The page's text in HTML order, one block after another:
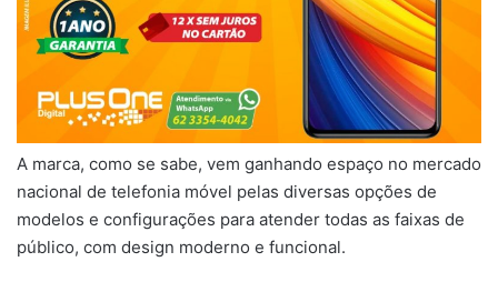
A marca, como se sabe, vem ganhando espaço no mercado
nacional de telefonia móvel pelas diversas opções de
modelos e configurações para atender todas as faixas de
público, com design moderno e funcional.